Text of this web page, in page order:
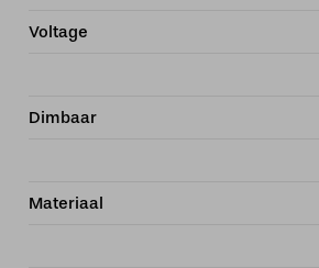
Voltage
Dimbaar
Materiaal